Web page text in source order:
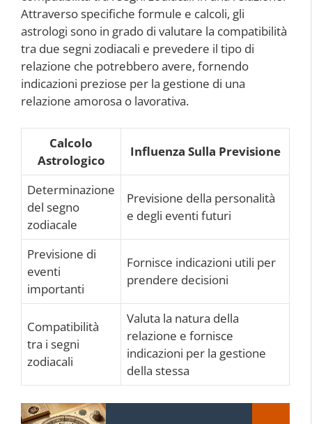
Attraverso specifiche formule e calcoli, gli
astrologi sono in grado di valutare la compatibilità
tra due segni zodiacali e prevedere il tipo di
relazione che potrebbero avere, fornendo
indicazioni preziose per la gestione di una
relazione amorosa o lavorativa.
Calcolo
Astrologico
Influenza Sulla Previsione
Determinazione
del segno
zodiacale
Previsione della personalità
e degli eventi futuri
Previsione di
eventi
importanti
Fornisce indicazioni utili per
prendere decisioni
Compatibilità
tra i segni
zodiacali
Valuta la natura della
relazione e fornisce
indicazioni per la gestione
della stessa